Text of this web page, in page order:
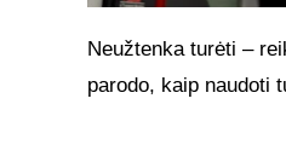
Neužtenka turėti –
parodo, kaip naudoti